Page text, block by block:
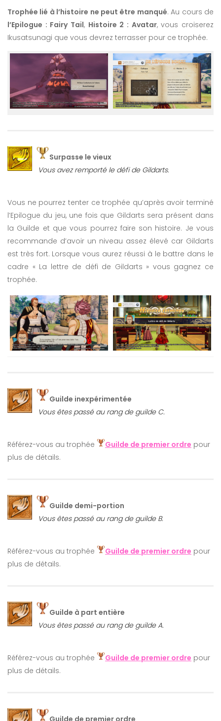
Trophée lié à l’histoire ne peut être manqué. Au cours de
l’Epilogue : Fairy Tail, Histoire 2 : Avatar, vous croiserez
Ikusatsunagi que vous devrez terrasser pour ce trophée.
Surpasse le vieux
Vous avez remporté le défi de Gildarts.
Vous ne pourrez tenter ce trophée qu’après avoir terminé
l’Epilogue du jeu, une fois que Gildarts sera présent dans
la Guilde et que vous pourrez faire son histoire. Je vous
recommande d’avoir un niveau assez élevé car Gildarts
est très fort. Lorsque vous aurez réussi à le battre dans le
cadre « La lettre de défi de Gildarts » vous gagnez ce
trophée.
Guilde inexpérimentée
Vous êtes passé au rang de guilde C.
Référez-vous au trophée Guilde de premier ordre pour
plus de détails.
Guilde demi-portion
Vous êtes passé au rang de guilde B.
Référez-vous au trophée Guilde de premier ordre pour
plus de détails.
Guilde à part entière
Vous êtes passé au rang de guilde A.
Référez-vous au trophée Guilde de premier ordre pour
plus de détails.
Guilde de premier ordre